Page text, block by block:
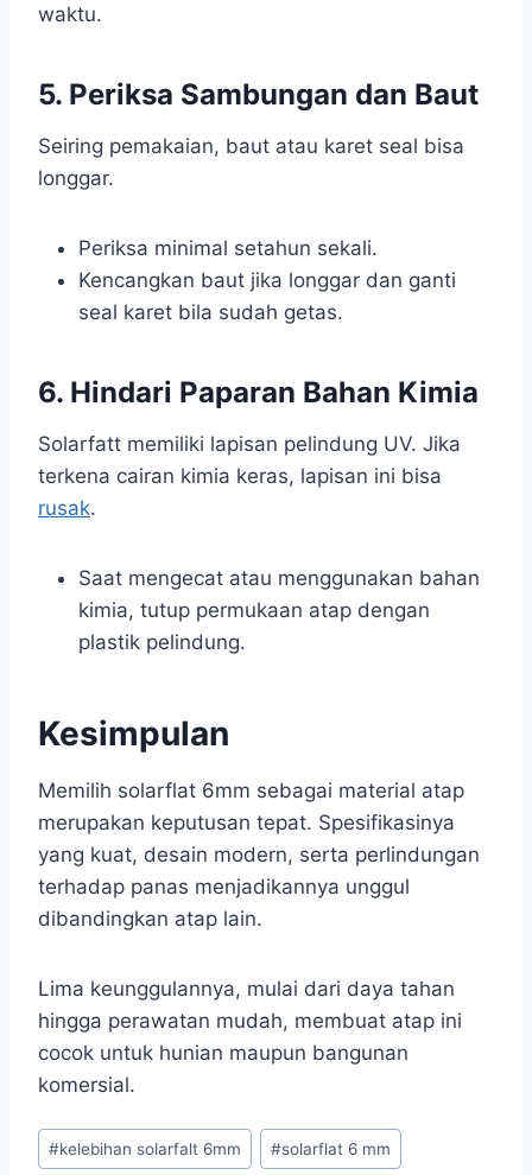
waktu.
5. Periksa Sambungan dan Baut
Seiring pemakaian, baut atau karet seal bisa
longgar.
Periksa minimal setahun sekali.
Kencangkan baut jika longgar dan ganti
seal karet bila sudah getas.
6. Hindari Paparan Bahan Kimia
Solarfatt memiliki lapisan pelindung UV. Jika
terkena cairan kimia keras, lapisan ini bisa
rusak.
Saat mengecat atau menggunakan bahan
kimia, tutup permukaan atap dengan
plastik pelindung.
Kesimpulan
Memilih solarflat 6mm sebagai material atap
merupakan keputusan tepat. Spesifikasinya
yang kuat, desain modern, serta perlindungan
terhadap panas menjadikannya unggul
dibandingkan atap lain.
Lima keunggulannya, mulai dari daya tahan
hingga perawatan mudah, membuat atap ini
cocok untuk hunian maupun bangunan
komersial.
#kelebihan solarfalt 6mm #solarflat 6 mm